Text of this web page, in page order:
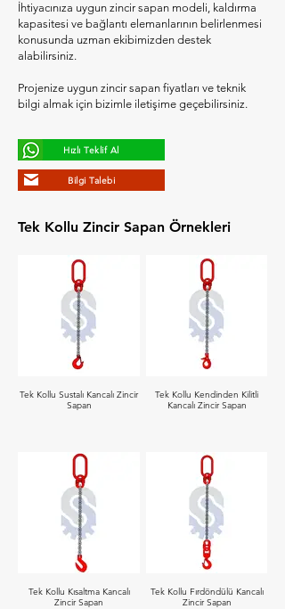
İhtiyacınıza uygun zincir sapan modeli, kaldırma
kapasitesi ve bağlantı elemanlarının belirlenmesi
konusunda uzman ekibimizden destek
alabilirsiniz.
Projenize uygun zincir sapan fiyatları ve teknik
bilgi almak için bizimle iletişime geçebilirsiniz.
Hızlı Teklif Al
Bilgi Talebi
Tek Kollu Zincir Sapan Örnekleri
Tek Kollu Sustalı Kancalı Zincir
Sapan
Tek Kollu Kendinden Kilitli
Kancalı Zincir Sapan
Tek Kollu Kısaltma Kancalı
Zincir Sapan
Tek Kollu Fırdöndülü Kancalı
Zincir Sapan